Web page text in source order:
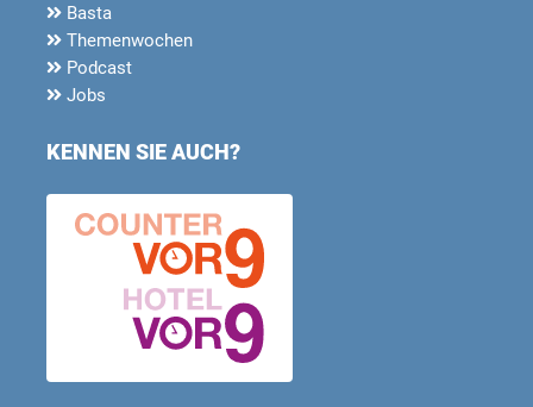
Basta
Themenwochen
Podcast
Jobs
KENNEN SIE AUCH?